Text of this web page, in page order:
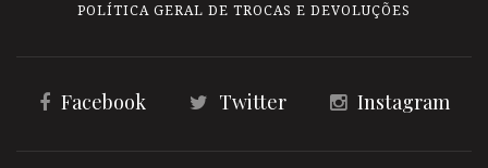
POLÍTICA GERAL DE TROCAS E DEVOLUÇÕES
Facebook Twitter Instagram